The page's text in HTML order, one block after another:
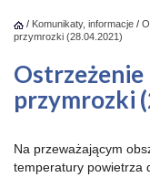
/ Komunikaty, informacje /
przymrozki (28.04.2021)
przymrozki
Na przeważającym
temperatury powietrza